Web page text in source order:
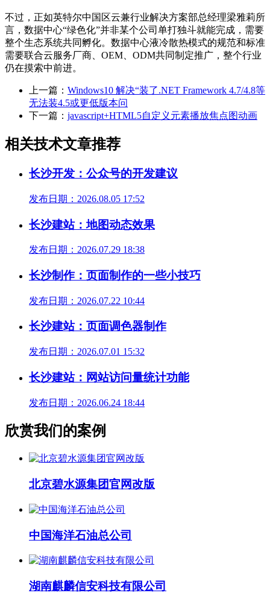
不过，正如英特尔中国区云兼行业解决方案部总经理梁雅莉所
言，数据中心“绿色化”并非某个公司单打独斗就能完成，需要
整个生态系统共同孵化。数据中心液冷散热模式的规范和标准
需要联合云服务厂商、OEM、ODM共同制定推广，整个行业
仍在摸索中前进。
上一篇： Windows10 解决“装了.NET Framework 4.7/4.8等
无法装4.5或更低版本问
下一篇： javascript+HTML5自定义元素播放焦点图动画
相关技术文章推荐
长沙开发：公众号的开发建议
发布日期：2026.08.05 17:52
长沙建站：地图动态效果
发布日期：2026.07.29 18:38
长沙制作：页面制作的一些小技巧
发布日期：2026.07.22 10:44
长沙建站：页面调色器制作
发布日期：2026.07.01 15:32
长沙建站：网站访问量统计功能
发布日期：2026.06.24 18:44
欣赏我们的案例
北京碧水源集团官网改版
中国海洋石油总公司
湖南麒麟信安科技有限公司